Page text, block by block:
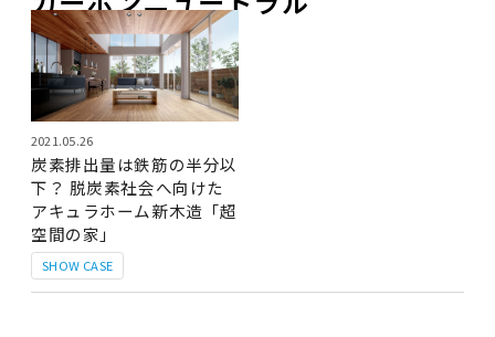
SHOW CASE
2021.05.26
炭素排出量は鉄筋の半分以
下？ 脱炭素社会へ向けた
アキュラホーム新木造「超
空間の家」